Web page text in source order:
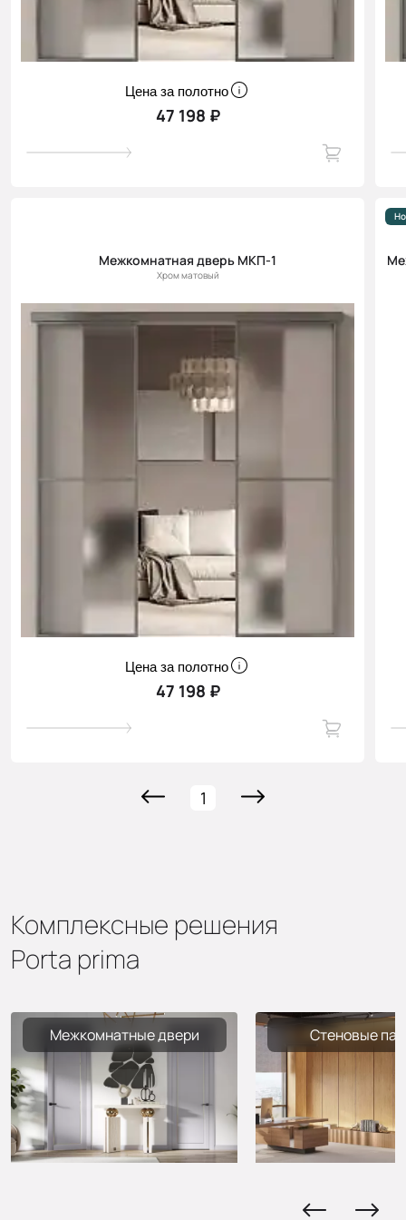
Цена за полотно
47 198 ₽
Межкомнатная дверь МКП-1
Хром матовый
Цена за полотно
47 198 ₽
1
Комплексные решения
Porta prima
Межкомнатные двери Стеновые